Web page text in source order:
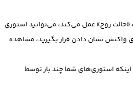
روح» عمل می‌کند، می‌توانید استوری
واکنش نشان دادن قرار بگیرید، مشاهده
اینکه استوری‌های شما چند بار توسط